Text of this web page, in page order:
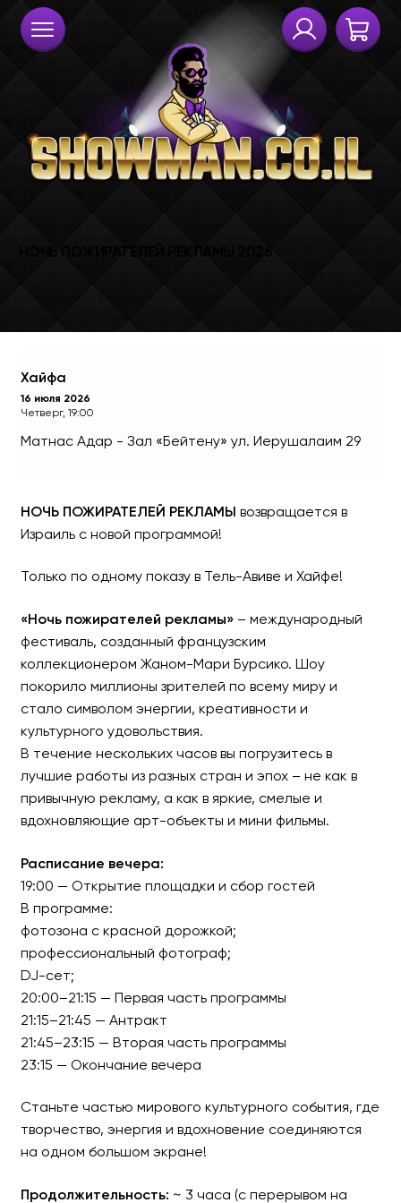
НОЧЬ ПОЖИРАТЕЛЕЙ
Хайфа
16 июля 2026
Четверг, 19:00
Матнас Адар - Зал «Бейтену» ул. Иерушалаим 29
НОЧЬ ПОЖИРАТЕЛЕЙ РЕКЛАМЫ возвращается в
Израиль с новой программой!
Только по одному показу в Тель-Авиве и Хайфе!
«Ночь пожирателей рекламы»– международный
фестиваль, созданный французским
коллекционером Жаном-Мари Бурсико. Шоу
покорило миллионы зрителей по всему миру и
стало символом энергии, креативности и
культурного удовольствия.
В течение нескольких часов вы погрузитесь в
лучшие работы из разных стран и эпох – не как в
привычную рекламу, а как в яркие, смелые и
вдохновляющие арт-объекты и мини фильмы.
Расписание вечера:
19:00 — Открытие площадки и сбор гостей
В программе:
фотозона с красной дорожкой;
профессиональный фотограф;
DJ-сет;
20:00–21:15 — Первая часть программы
21:15–21:45 — Антракт
21:45–23:15 — Вторая часть программы
23:15 — Окончание вечера
Станьте частью мирового культурного события, где
творчество, энергия и вдохновение соединяются
на одном большом экране!
Продолжительность: ~ 3 часа (с перерывом на